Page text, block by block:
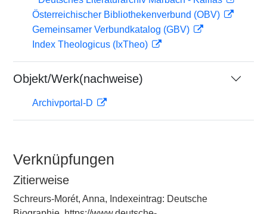
Österreichischer Bibliothekenverbund (OBV)
Gemeinsamer Verbundkatalog (GBV)
Index Theologicus (IxTheo)
Objekt/Werk(nachweise)
Archivportal-D
Verknüpfungen
Zitierweise
Schreurs-Morét, Anna, Indexeintrag: Deutsche